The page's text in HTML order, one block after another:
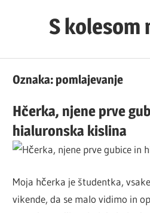
S kolesom
Oznaka:pomlajevanje
Hčerka, njene prve
hialuronska kislina
Moja hčerka je študentka,
vikende, da se malo vidimo in